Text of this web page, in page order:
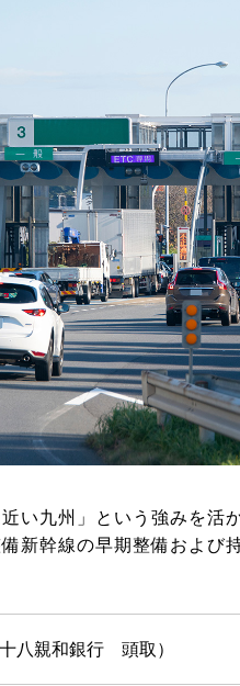
い九州」という強みを
新幹線の早期整備および
八親和銀行 頭取）